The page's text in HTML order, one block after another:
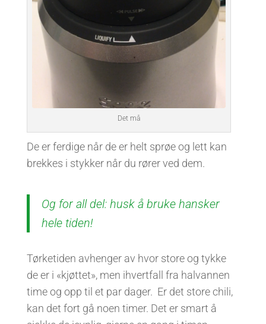
Det må
De er ferdige når de er helt sprøe og lett kan
brekkes i stykker når du rører ved dem.
Og for all del: husk å bruke hansker
hele tiden!
Tørketiden avhenger av hvor store og tykke
de er i «kjøttet», men ihvertfall fra halvannen
time og opp til et par dager. Er det store chili,
kan det fort gå noen timer. Det er smart å